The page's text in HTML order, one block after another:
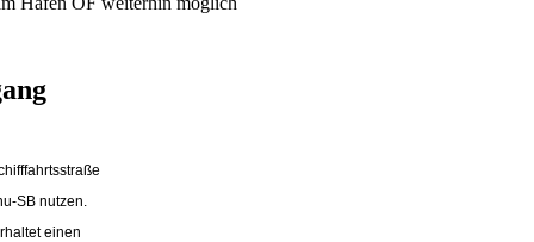
SB nutzen.
einen